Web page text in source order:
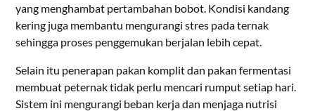
yang menghambat pertambahan bobot. Kondisi kandang
kering juga membantu mengurangi stres pada ternak
sehingga proses penggemukan berjalan lebih cepat.
Selain itu penerapan pakan komplit dan pakan fermentasi
membuat peternak tidak perlu mencari rumput setiap hari.
Sistem ini mengurangi beban kerja dan menjaga nutrisi